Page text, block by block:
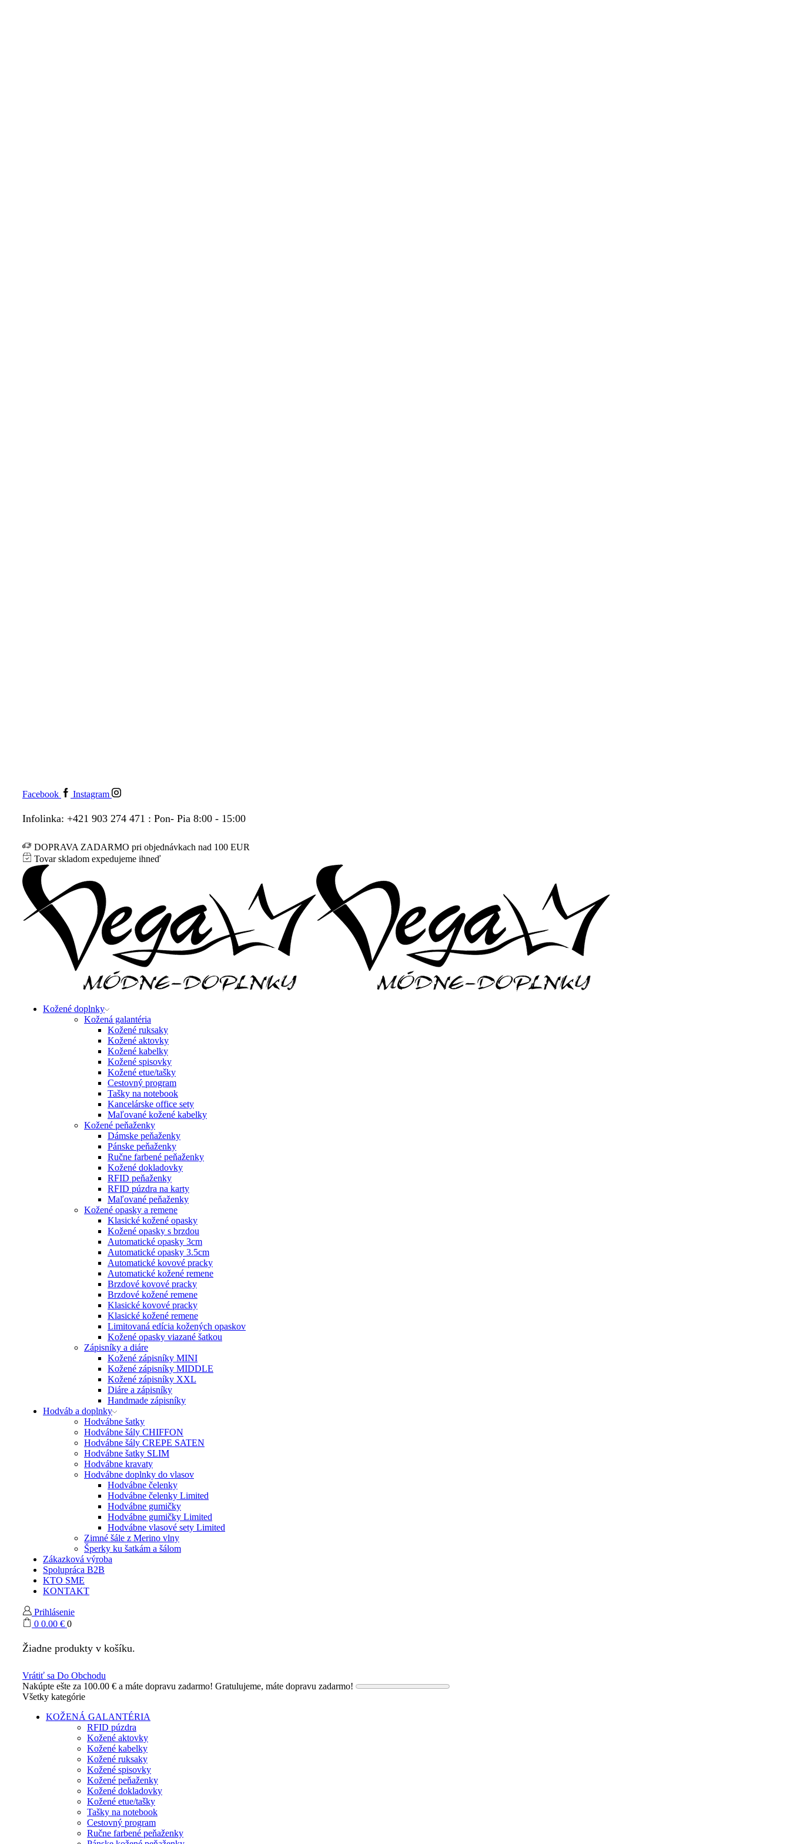
Facebook Instagram
Infolinka: +421 903 274 471 : Pon- Pia 8:00 - 15:00
DOPRAVA ZADARMO pri objednávkach nad 100 EUR
Tovar skladom expedujeme ihneď
Kožené doplnky
Kožená galantéria
Kožené ruksaky
Kožené aktovky
Kožené kabelky
Kožené spisovky
Kožené etue/tašky
Cestovný program
Tašky na notebook
Kancelárske office sety
Maľované kožené kabelky
Kožené peňaženky
Dámske peňaženky
Pánske peňaženky
Ručne farbené peňaženky
Kožené dokladovky
RFID peňaženky
RFID púzdra na karty
Maľované peňaženky
Kožené opasky a remene
Klasické kožené opasky
Kožené opasky s brzdou
Automatické opasky 3cm
Automatické opasky 3.5cm
Automatické kovové pracky
Automatické kožené remene
Brzdové kovové pracky
Brzdové kožené remene
Klasické kovové pracky
Klasické kožené remene
Limitovaná edícia kožených opaskov
Kožené opasky viazané šatkou
Zápisníky a diáre
Kožené zápisníky MINI
Kožené zápisníky MIDDLE
Kožené zápisníky XXL
Diáre a zápisníky
Handmade zápisníky
Hodváb a doplnky
Hodvábne šatky
Hodvábne šály CHIFFON
Hodvábne šály CREPE SATEN
Hodvábne šatky SLIM
Hodvábne kravaty
Hodvábne doplnky do vlasov
Hodvábne čelenky
Hodvábne čelenky Limited
Hodvábne gumičky
Hodvábne gumičky Limited
Hodvábne vlasové sety Limited
Zimné šále z Merino vlny
Šperky ku šatkám a šálom
Zákazková výroba
Spolupráca B2B
KTO SME
KONTAKT
Prihlásenie
0 0.00 € 0
Žiadne produkty v košíku.
Vrátiť sa Do Obchodu
Nakúpte ešte za 100.00 € a máte dopravu zadarmo! Gratulujeme, máte dopravu zadarmo!
Všetky kategórie
KOŽENÁ GALANTÉRIA
RFID púzdra
Kožené aktovky
Kožené kabelky
Kožené ruksaky
Kožené spisovky
Kožené peňaženky
Kožené dokladovky
Kožené etue/tašky
Tašky na notebook
Cestovný program
Ručne farbené peňaženky